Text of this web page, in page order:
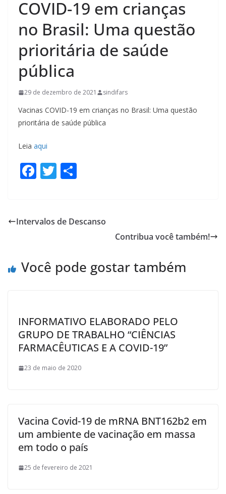
COVID-19 em crianças
no Brasil: Uma questão
prioritária de saúde
pública
29 de dezembro de 2021 sindifars
Vacinas COVID-19 em crianças no Brasil: Uma questão
prioritária de saúde pública
Leia aqui
F
b
k
T
er e
Intervalos de Descanso
Contribua você também!
Você pode gostar também
INFORMATIVO ELABORADO PELO
GRUPO DE TRABALHO “CIÊNCIAS
FARMACÊUTICAS E A COVID-19”
23 de maio de 2020
Vacina Covid-19 de mRNA BNT162b2 em
um ambiente de vacinação em massa
em todo o país
25 de fevereiro de 2021